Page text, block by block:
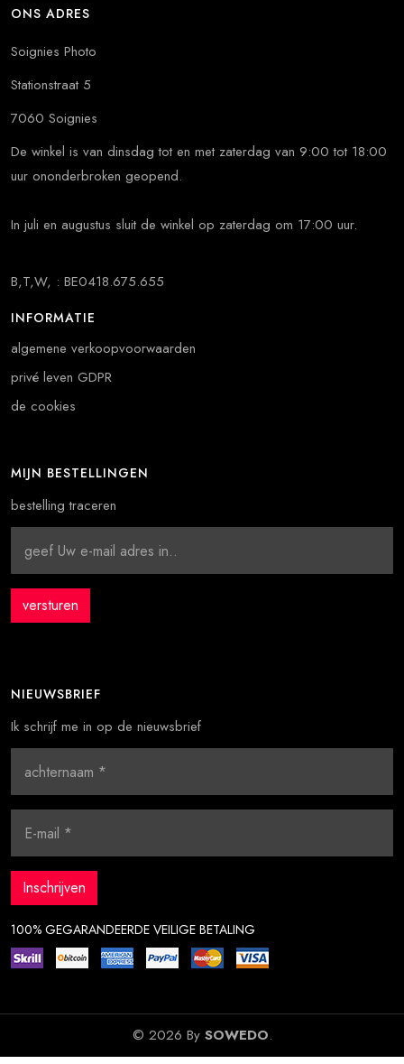
ONS ADRES
Soignies Photo
Stationstraat 5
7060 Soignies
De winkel is van dinsdag tot en met zaterdag van 9:00 tot 18:00
uur ononderbroken geopend.
In juli en augustus sluit de winkel op zaterdag om 17:00 uur.
B,T,W, : BE0418.675.655
INFORMATIE
algemene verkoopvoorwaarden
privé leven GDPR
de cookies
MIJN BESTELLINGEN
bestelling traceren
NIEUWSBRIEF
Ik schrijf me in op de nieuwsbrief
100% GEGARANDEERDE VEILIGE BETALING
© 2026 By SOWEDO.